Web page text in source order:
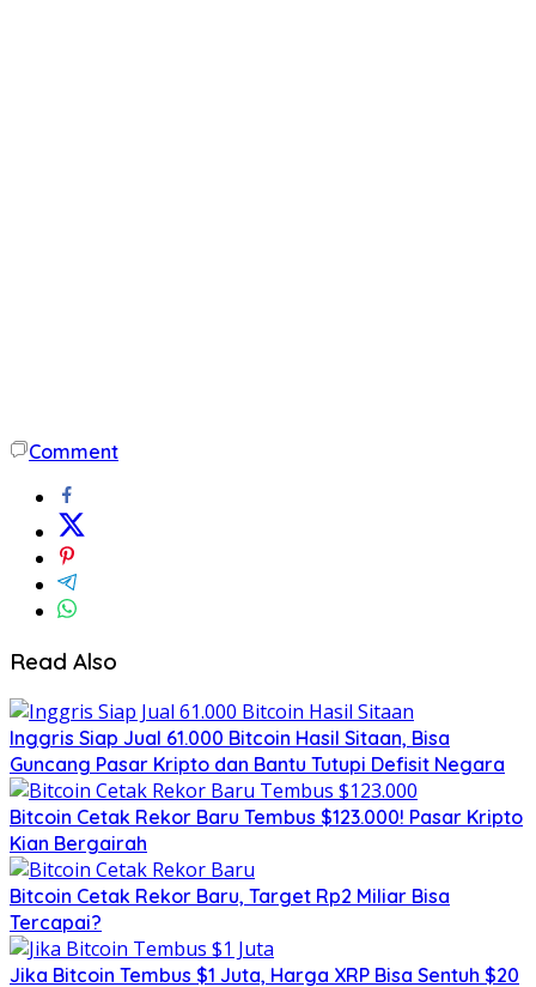
Comment
Read Also
Inggris Siap Jual 61.000 Bitcoin Hasil Sitaan, Bisa
Guncang Pasar Kripto dan Bantu Tutupi Defisit Negara
Bitcoin Cetak Rekor Baru Tembus $123.000! Pasar Kripto
Kian Bergairah
Bitcoin Cetak Rekor Baru, Target Rp2 Miliar Bisa
Tercapai?
Jika Bitcoin Tembus $1 Juta, Harga XRP Bisa Sentuh $20